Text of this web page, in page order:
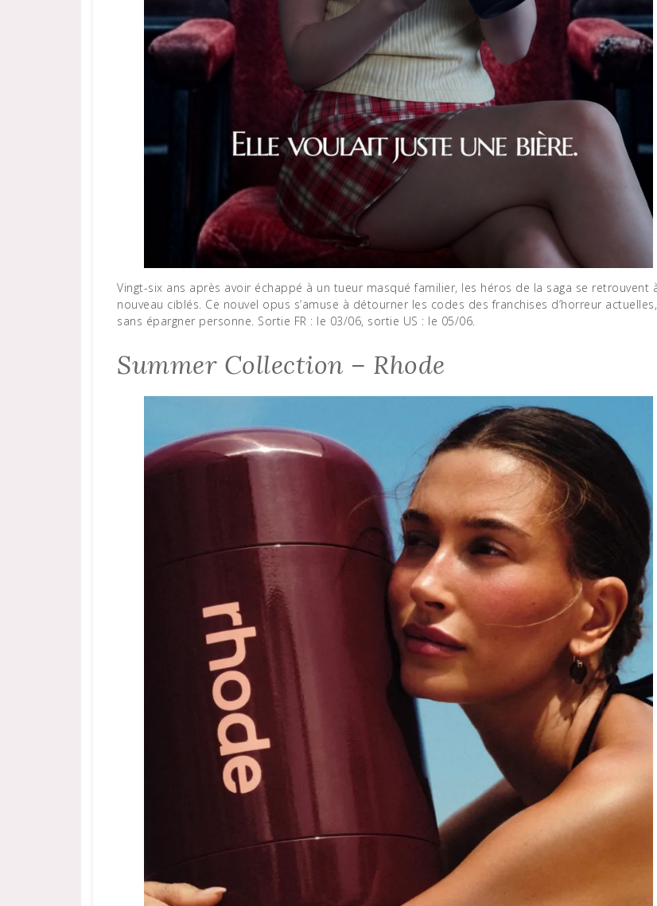
Vingt-six ans après avoir échappé à un tueur masqué familier, les héros de la saga se retrouvent à
nouveau ciblés. Ce nouvel opus s’amuse à détourner les codes des franchises d’horreur actuelles,
sans épargner personne. Sortie FR : le 03/06, sortie US : le 05/06.
Summer Collection – Rhode